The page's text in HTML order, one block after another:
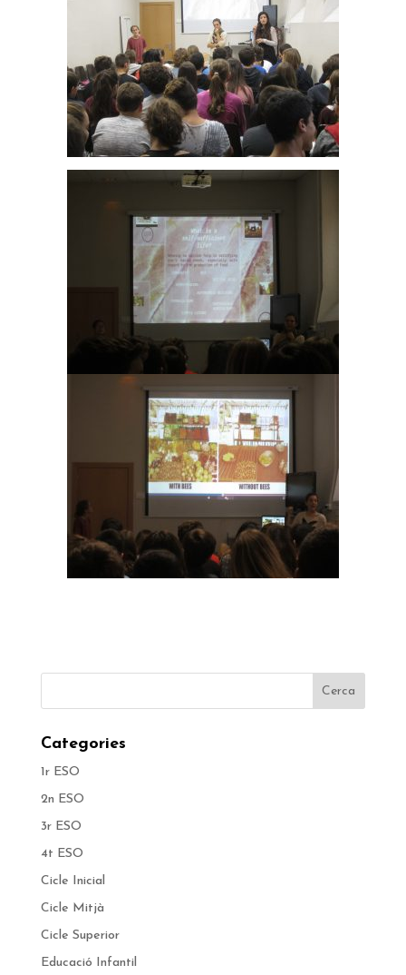
Categories
1r ESO
2n ESO
3r ESO
4t ESO
Cicle Inicial
Cicle Mitjà
Cicle Superior
Educació Infantil